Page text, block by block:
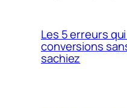
Les 5 erreurs
conversions
sachiez